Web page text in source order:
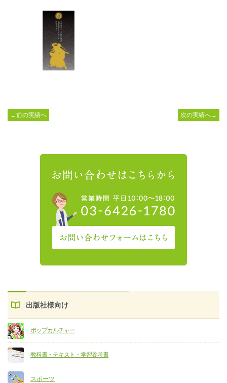
出版社様向け
ポップカルチャー
教科書・テキスト・学習参考書
スポーツ
←前の実績へ 次の実績へ→